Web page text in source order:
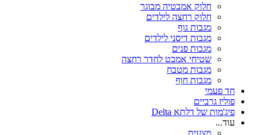
חלוק אמבטיה מבוגר
חלוק רחצה לילדים
מגבות גוף
מגבות דיסני לילדים
מגבות פנים
שטיחי אמבט לחדר רחצה
מגבות מטבח
מגבות חוף
חד פעמי
פוליז גרביים
פיג'מות של דלתא Delta
עוד...
מצעים